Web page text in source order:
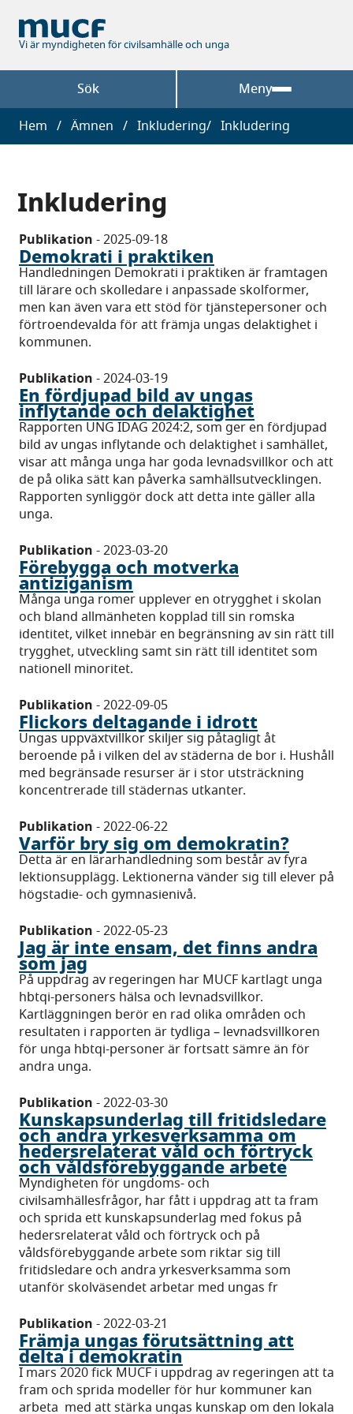
huvudinnehåll
Vi är myndigheten för civilsamhälle och unga
Sök Meny
Länkstig
Hem Ämnen Inkludering Inkludering
Inkludering
Publikation -2025-09-18
Demokrati i praktiken
Handledningen Demokrati i praktiken är framtagen
till lärare och skolledare i anpassade skolformer,
men kan även vara ett stöd för tjänstepersoner och
förtroendevalda för att främja ungas delaktighet i
kommunen.
Publikation -2024-03-19
En fördjupad bild av ungas
inflytande och delaktighet
Rapporten UNG IDAG 2024:2, som ger en fördjupad
bild av ungas inflytande och delaktighet i samhället,
visar att många unga har goda levnadsvillkor och att
de på olika sätt kan påverka samhällsutvecklingen.
Rapporten synliggör dock att detta inte gäller alla
unga.
Publikation -2023-03-20
Förebygga och motverka
antiziganism
Många unga romer upplever en otrygghet i skolan
och bland allmänheten kopplad till sin romska
identitet, vilket innebär en begränsning av sin rätt till
trygghet, utveckling samt sin rätt till identitet som
nationell minoritet.
Publikation -2022-09-05
Flickors deltagande i idrott
Ungas uppväxtvillkor skiljer sig påtagligt åt
beroende på i vilken del av städerna de bor i. Hushåll
med begränsade resurser är i stor utsträckning
koncentrerade till städernas utkanter.
Publikation -2022-06-22
Varför bry sig om demokratin?
Detta är en lärarhandledning som består av fyra
lektionsupplägg. Lektionerna vänder sig till elever på
högstadie- och gymnasienivå.
Publikation -2022-05-23
Jag är inte ensam, det finns andra
som jag
På uppdrag av regeringen har MUCF kartlagt unga
hbtqi-personers hälsa och levnadsvillkor.
Kartläggningen berör en rad olika områden och
resultaten i rapporten är tydliga – levnadsvillkoren
för unga hbtqi-personer är fortsatt sämre än för
andra unga.
Publikation -2022-03-30
Kunskapsunderlag till fritidsledare
och andra yrkesverksamma om
hedersrelaterat våld och förtryck
och våldsförebyggande arbete
Myndigheten för ungdoms- och
civilsamhällesfrågor, har fått i uppdrag att ta fram
och sprida ett kunskapsunderlag med fokus på
hedersrelaterat våld och förtryck och på
våldsförebyggande arbete som riktar sig till
fritidsledare och andra yrkesverksamma som
utanför skolväsendet arbetar med ungas fr
Publikation -2022-03-21
Främja ungas förutsättning att
delta i demokratin
I mars 2020 fick MUCF i uppdrag av regeringen att ta
fram och sprida modeller för hur kommuner kan
arbeta med att stärka ungas kunskap om den lokala